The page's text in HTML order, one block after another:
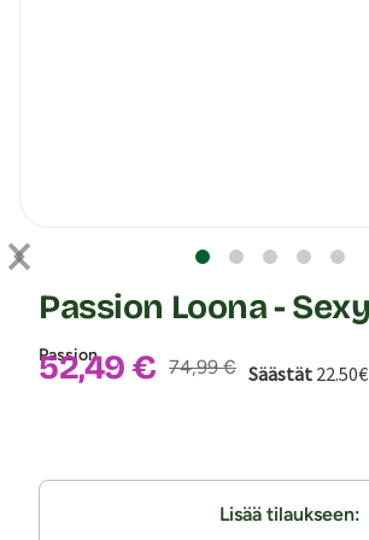
Passion
Passion Loona -
Alennushinta:
52,49 € Normaalihinta:
74,99 € Säästät
Lisää tilaukseen: